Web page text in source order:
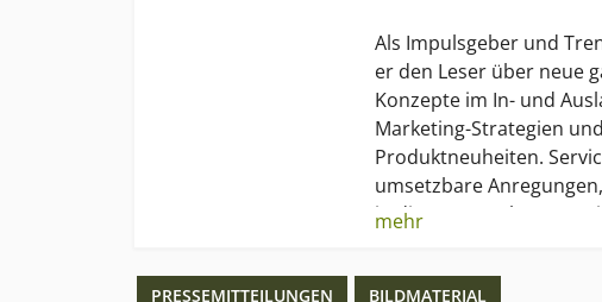
Als Impulsgeber und
er den Leser über neue
Konzepte im In- und
Marketing-Strategien und
Produktneuheiten.
umsetzbare
in dieser Branche stets
mehr
PRESSEMITTEILUNGEN BILDMATERIAL